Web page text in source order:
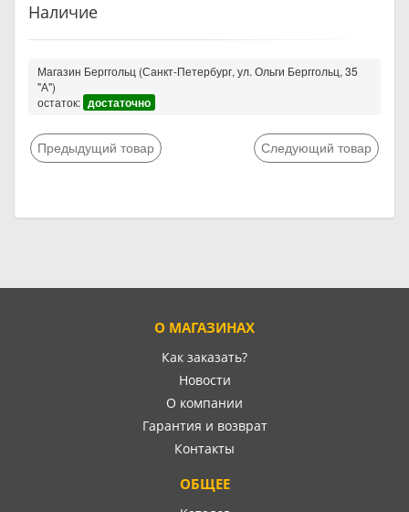
Наличие
Магазин Берггольц (Санкт-Петербург, ул. Ольги Берггольц, 35
"А")
остаток: достаточно
Предыдущий товар Следующий товар
О МАГАЗИНАХ
Как заказать?
Новости
О компании
Гарантия и возврат
Контакты
ОБЩЕЕ